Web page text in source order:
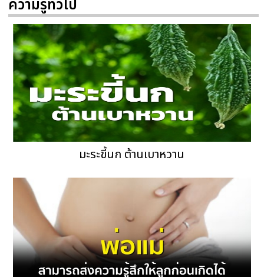
ความรู้ทั่วไป
มะระขี้นก ต้านเบาหวาน